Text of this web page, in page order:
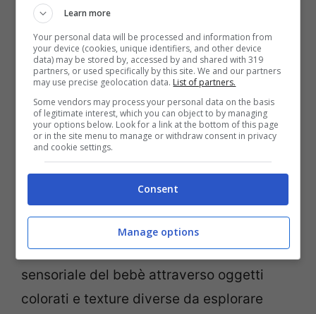
ovunque ci si trovi.
Fondamentale per consentire al bambino
di giocare in sicurezza sul pavimento, il
tappeto giocostimola allo stesso tempo lo
sviluppo delle sue abilità motorie grazie
alla superficie comoda ed isolante dal
freddo del pavimento.
Ideale per i momenti di “tummy time”, il
cuscino multisensorialestimola l’attività
sensoriale del bebè attraverso oggetti
colorati e texture diverse da esplorare
Learn more
Your personal data will be processed and information from
your device (cookies, unique identifiers, and other device
data) may be stored by, accessed by and shared with 319
partners, or used specifically by this site. We and our partners
may use precise geolocation data. List of partners.
Some vendors may process your personal data on the basis
of legitimate interest, which you can object to by managing
your options below. Look for a link at the bottom of this page
or in the site menu to manage or withdraw consent in privacy
and cookie settings.
Consent
Manage options